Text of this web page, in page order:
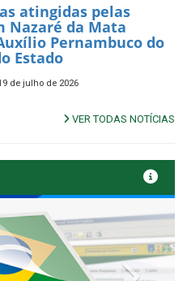
atingidas pelas
Nazaré da Mata
Pernambuco do
Estado
de julho de 2026
VER TODAS NOTÍCIAS
Next